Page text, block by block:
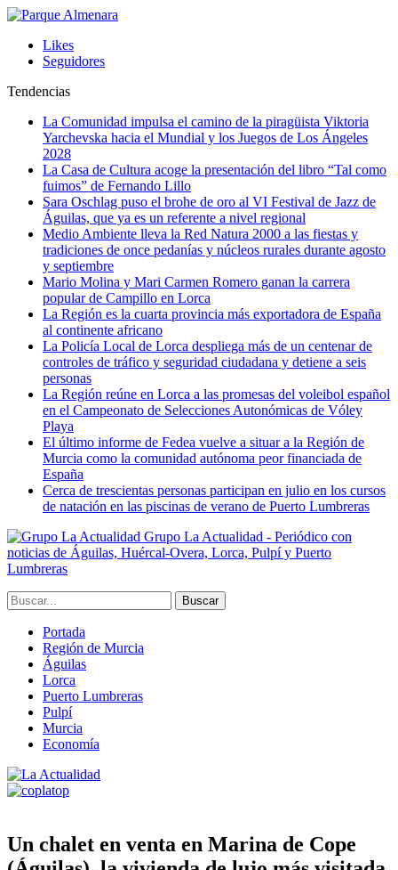
Likes
Seguidores
Tendencias
La Comunidad impulsa el camino de la piragüista Viktoria
Yarchevska hacia el Mundial y los Juegos de Los Ángeles
2028
La Casa de Cultura acoge la presentación del libro “Tal como
fuimos” de Fernando Lillo
Sara Oschlag puso el brohe de oro al VI Festival de Jazz de
Águilas, que ya es un referente a nivel regional
Medio Ambiente lleva la Red Natura 2000 a las fiestas y
tradiciones de once pedanías y núcleos rurales durante agosto
y septiembre
Mario Molina y Mari Carmen Romero ganan la carrera
popular de Campillo en Lorca
La Región es la cuarta provincia más exportadora de España
al continente africano
La Policía Local de Lorca despliega más de un centenar de
controles de tráfico y seguridad ciudadana y detiene a seis
personas
La Región reúne en Lorca a las promesas del voleibol español
en el Campeonato de Selecciones Autonómicas de Vóley
Playa
El último informe de Fedea vuelve a situar a la Región de
Murcia como la comunidad autónoma peor financiada de
España
Cerca de trescientas personas participan en julio en los cursos
de natación en las piscinas de verano de Puerto Lumbreras
Grupo La Actualidad - Periódico con
noticias de Águilas, Huércal-Overa, Lorca, Pulpí y Puerto
Lumbreras
Portada
Región de Murcia
Águilas
Lorca
Puerto Lumbreras
Pulpí
Murcia
Economía
Un chalet en venta en Marina de Cope